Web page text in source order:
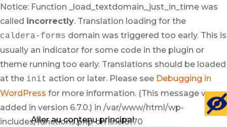
Notice: Function _load_textdomain_just_in_time was
called incorrectly. Translation loading for the
caldera-forms domain was triggered too early. This is
usually an indicator for some code in the plugin or
theme running too early. Translations should be loaded
at the init action or later. Please see Debugging in
WordPress for more information. (This message was
added in version 6.7.0.) in /var/www/html/wp-
includes/functions.php on line 6170
Aller au contenu principal